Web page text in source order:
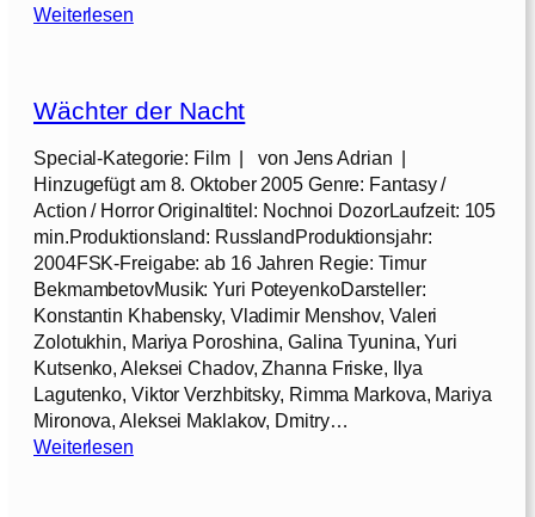
Weiterlesen:
h
e
r
d
e
s
T
a
g
e
s
[
2
Wächter der Nacht
Special-Kategorie: Film | von Jens Adrian |
Hinzugefügt am 8. Oktober 2005 Genre: Fantasy /
Action / Horror Originaltitel: Nochnoi DozorLaufzeit: 105
min.Produktionsland: RusslandProduktionsjahr:
2004FSK-Freigabe: ab 16 Jahren Regie: Timur
BekmambetovMusik: Yuri PoteyenkoDarsteller:
Konstantin Khabensky, Vladimir Menshov, Valeri
Zolotukhin, Mariya Poroshina, Galina Tyunina, Yuri
Kutsenko, Aleksei Chadov, Zhanna Friske, Ilya
Lagutenko, Viktor Verzhbitsky, Rimma Markova, Mariya
Mironova, Aleksei Maklakov, Dmitry…
Weiterlesen: